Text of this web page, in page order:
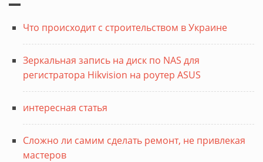
Что происходит с строительством в Украине
Зеркальная запись на диск по NAS для
регистратора Hikvision на роутер ASUS
интересная статья
Сложно ли самим сделать ремонт, не привлекая
мастеров